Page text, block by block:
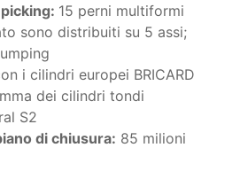
15 perni multiformi
sono distribuiti su 5 assi;
i cilindri europei BRICARD
dei cilindri tondi
S2
di chiusura: 85 milioni